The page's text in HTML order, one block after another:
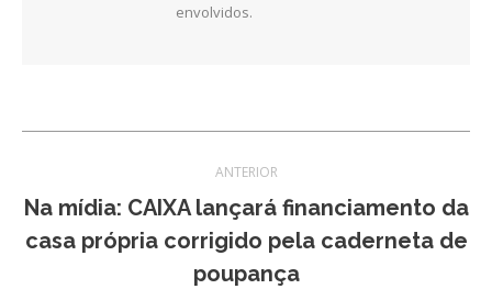
envolvidos.
de
post:
ANTERIOR
Post
anterior:
Na mídia: CAIXA lançará financiamento da
casa própria corrigido pela caderneta de
poupança